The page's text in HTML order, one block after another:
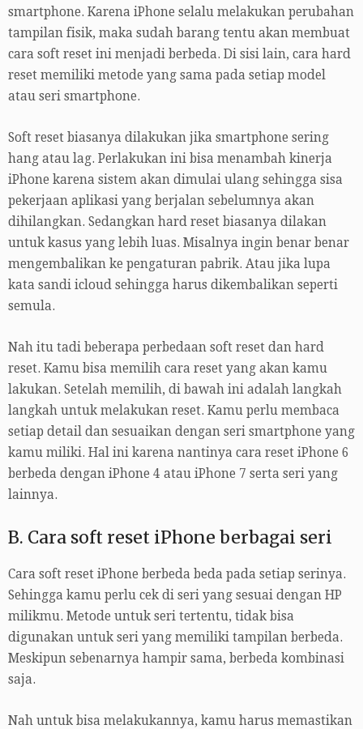
smartphone. Karena iPhone selalu melakukan perubahan
tampilan fisik, maka sudah barang tentu akan membuat
cara soft reset ini menjadi berbeda. Di sisi lain, cara hard
reset memiliki metode yang sama pada setiap model
atau seri smartphone.
Soft reset biasanya dilakukan jika smartphone sering
hang atau lag. Perlakukan ini bisa menambah kinerja
iPhone karena sistem akan dimulai ulang sehingga sisa
pekerjaan aplikasi yang berjalan sebelumnya akan
dihilangkan. Sedangkan hard reset biasanya dilakan
untuk kasus yang lebih luas. Misalnya ingin benar benar
mengembalikan ke pengaturan pabrik. Atau jika lupa
kata sandi icloud sehingga harus dikembalikan seperti
semula.
Nah itu tadi beberapa perbedaan soft reset dan hard
reset. Kamu bisa memilih cara reset yang akan kamu
lakukan. Setelah memilih, di bawah ini adalah langkah
langkah untuk melakukan reset. Kamu perlu membaca
setiap detail dan sesuaikan dengan seri smartphone yang
kamu miliki. Hal ini karena nantinya cara reset iPhone 6
berbeda dengan iPhone 4 atau iPhone 7 serta seri yang
lainnya.
B. Cara soft reset iPhone berbagai seri
Cara soft reset iPhone berbeda beda pada setiap serinya.
Sehingga kamu perlu cek di seri yang sesuai dengan HP
milikmu. Metode untuk seri tertentu, tidak bisa
digunakan untuk seri yang memiliki tampilan berbeda.
Meskipun sebenarnya hampir sama, berbeda kombinasi
saja.
Nah untuk bisa melakukannya, kamu harus memastikan